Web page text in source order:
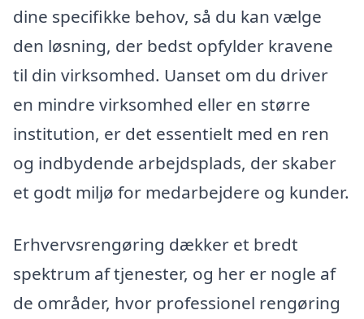
dine specifikke behov, så du kan vælge
den løsning, der bedst opfylder kravene
til din virksomhed. Uanset om du driver
en mindre virksomhed eller en større
institution, er det essentielt med en ren
og indbydende arbejdsplads, der skaber
et godt miljø for medarbejdere og kunder.
Erhvervsrengøring dækker et bredt
spektrum af tjenester, og her er nogle af
de områder, hvor professionel rengøring